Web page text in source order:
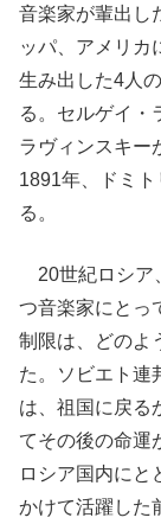
音楽家が輩出し
ッパ、アメリカ
生み出した4人
る。セルゲイ・
ラヴィンスキー
1891年、ドミ
る。
20世紀ロシア
つ音楽家にとっ
制限は、どのよ
た。ソビエト連
は、祖国に戻る
てその後の命運
ロシア国内にと
かけて活躍した